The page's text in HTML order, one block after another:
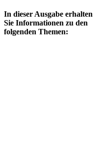
In dieser Ausgabe erhalten
Sie Informationen zu den
folgenden Themen: